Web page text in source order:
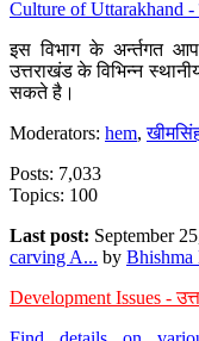
Culture of Uttarakhand
इस विभाग के अर्न्तगत आप
उत्तराखंड के विभिन्न
सकते है।
Moderators: hem,
Posts: 7,033
Topics: 100
Last post: September
carving A... by Bhishma
Development Issues -